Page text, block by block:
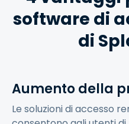
software di
di
Aumento della
Le soluzioni di accesso